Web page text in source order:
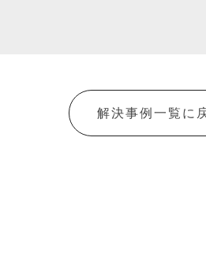
解決事例一覧に